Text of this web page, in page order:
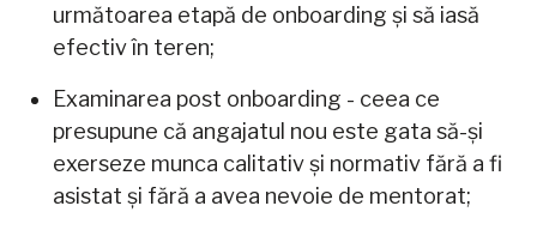
următoarea etapă de onboarding și să iasă
efectiv în teren;
Examinarea post onboarding - ceea ce
presupune că angajatul nou este gata să-și
exerseze munca calitativ și normativ fără a fi
asistat și fără a avea nevoie de mentorat;